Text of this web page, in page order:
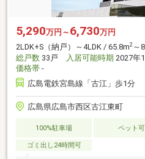
5,290万円～ 6,730万円
2LDK+S（納戸）～4LDK / 65.8m2 ～
総戸数 33戸 入居可能時期 2027年
価格帯 -
広島電鉄宮島線「古江」歩1分
広島県広島市西区古江東町
100%駐車場 ペット可
ゴミ出し24時間可